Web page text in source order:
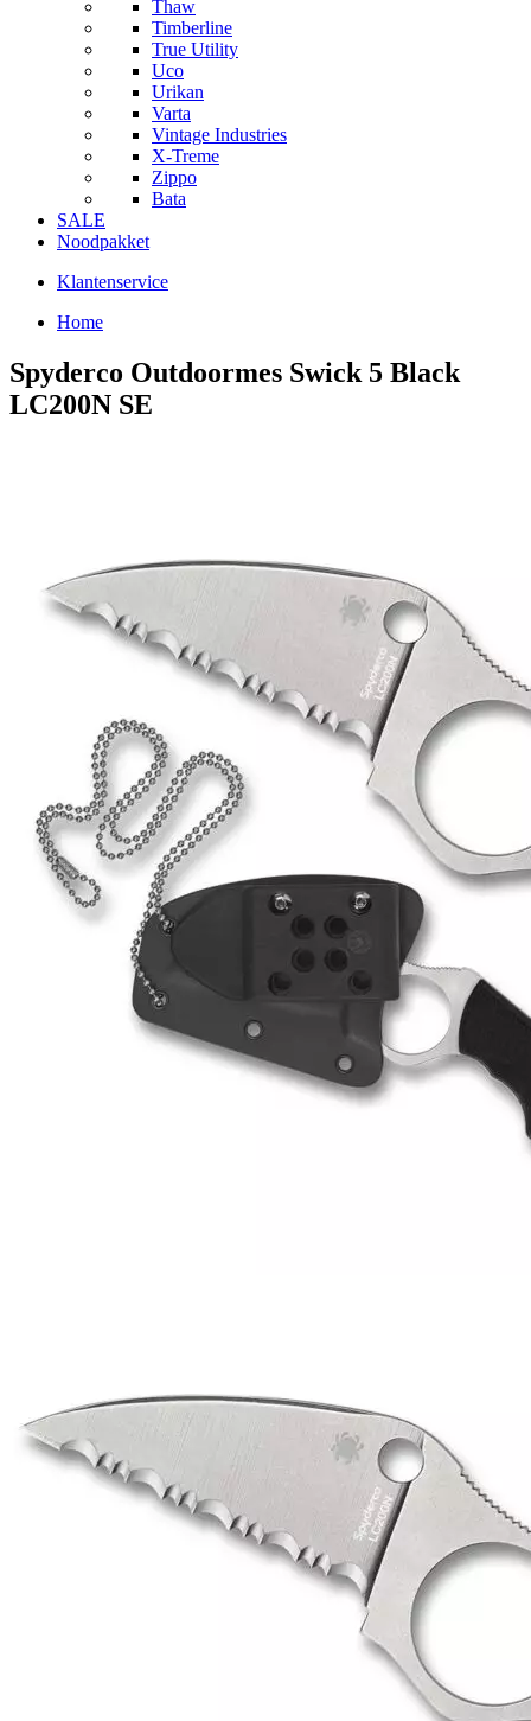
Thaw
Timberline
True Utility
Uco
Urikan
Varta
Vintage Industries
X-Treme
Zippo
Bata
SALE
Noodpakket
Klantenservice
Home
Spyderco Outdoormes Swick 5 Black
LC200N SE